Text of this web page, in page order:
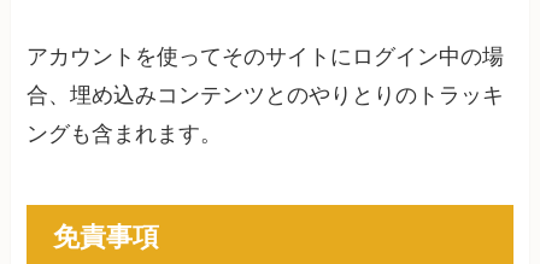
アカウントを使ってそのサイトにログイン中の場
合、埋め込みコンテンツとのやりとりのトラッキ
ングも含まれます。
免責事項